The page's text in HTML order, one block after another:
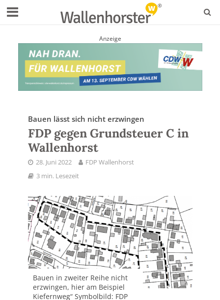
Anzeige
Bauen lässt sich nicht erzwingen
FDP gegen Grundsteuer C in
Wallenhorst
28. Juni 2022
FDP Wallenhorst
3 min. Lesezeit
Bauen in zweiter Reihe nicht
erzwingen, hier am Beispiel
Kiefernweg“ Symbolbild: FDP